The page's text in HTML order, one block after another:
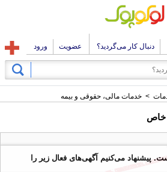
دنبال کار می‌گردید؟ عضویت ورود
> خدمات مالی، حقوقی و بیمه
خاص
پیشنهاد می‌کنیم آگهی‌های فعال زیر را